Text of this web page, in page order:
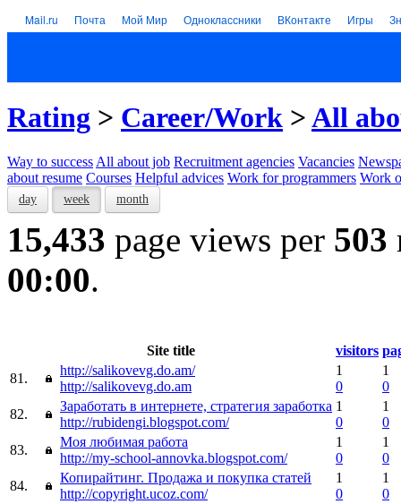
Mail.ru Почта Мой Мир Одноклассники ВКонтакте Игры
Rating > Career/Work >All
Way to success All about job Recruitment agencies Vacancies
about resume Courses Helpful advices Work for programmers Work
day week month
15,433 page views per 503
00:00.
Site title visitors
81.
http://salikovevg.do.am/
http://salikovevg.do.am
1
0
1
0
82.
Заработать в интернете, стратегия заработка
http://rubidengi.blogspot.com/
1
0
1
0
83.
Моя любимая работа
http://my-school-annovka.blogspot.com/
1
0
1
0
84.
Копирайтинг. Продажа и покупка статей
http://copyright.ucoz.com/
1
0
1
0